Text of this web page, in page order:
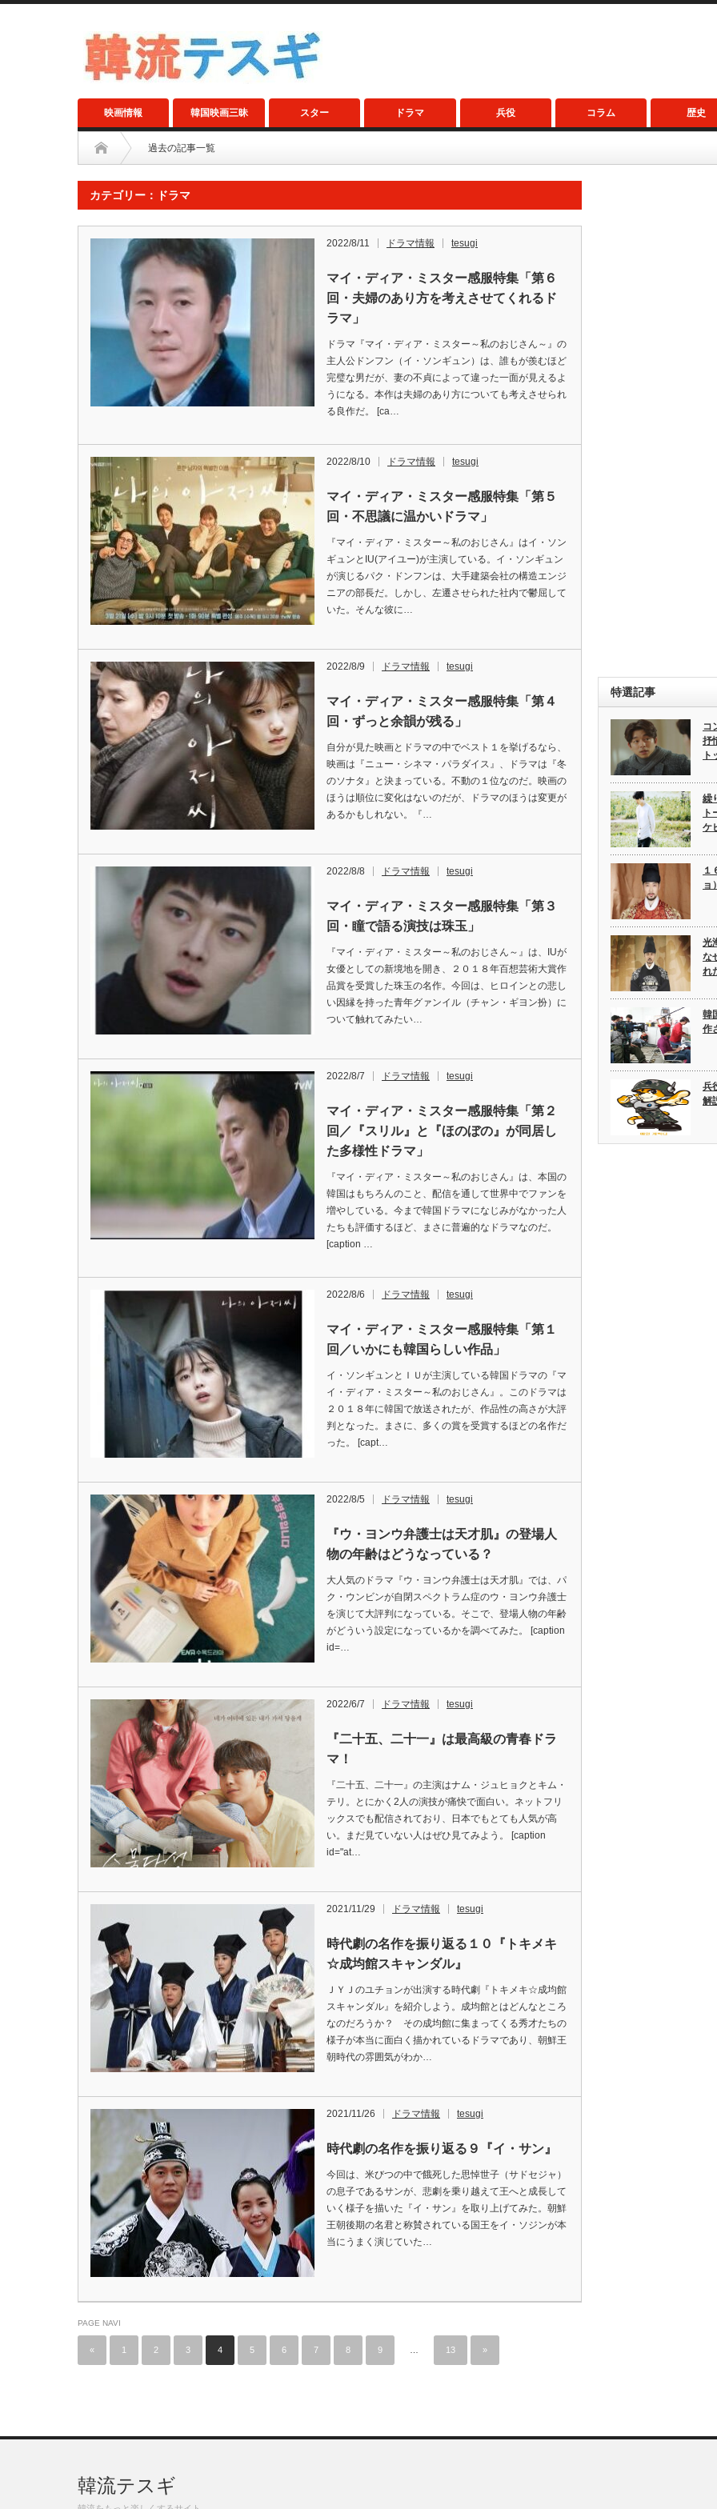
映画情報 韓国映画三昧 スター ドラマ 兵役 コラム 歴史
過去の記事一覧
カテゴリー：ドラマ
2022/8/11 ドラマ情報 tesugi
マイ・ディア・ミスター感服特集「第６
回・夫婦のあり方を考えさせてくれるド
ラマ」
ドラマ『マイ・ディア・ミスター～私のおじさん～』の
主人公ドンフン（イ・ソンギュン）は、誰もが羨むほど
完璧な男だが、妻の不貞によって違った一面が見えるよ
うになる。本作は夫婦のあり方についても考えさせられ
る良作だ。 [ca…
2022/8/10 ドラマ情報 tesugi
マイ・ディア・ミスター感服特集「第５
回・不思議に温かいドラマ」
『マイ・ディア・ミスター～私のおじさん』はイ・ソン
ギュンとIU(アイユー)が主演している。イ・ソンギュン
が演じるパク・ドンフンは、大手建築会社の構造エンジ
ニアの部長だ。しかし、左遷させられた社内で鬱屈して
いた。そんな彼に…
2022/8/9 ドラマ情報 tesugi
マイ・ディア・ミスター感服特集「第４
回・ずっと余韻が残る」
自分が見た映画とドラマの中でベスト１を挙げるなら、
映画は『ニュー・シネマ・パラダイス』、ドラマは『冬
のソナタ』と決まっている。不動の１位なのだ。映画の
ほうは順位に変化はないのだが、ドラマのほうは変更が
あるかもしれない。『…
2022/8/8 ドラマ情報 tesugi
マイ・ディア・ミスター感服特集「第３
回・瞳で語る演技は珠玉」
『マイ・ディア・ミスター～私のおじさん～』は、IUが
女優としての新境地を開き、２０１８年百想芸術大賞作
品賞を受賞した珠玉の名作。今回は、ヒロインとの悲し
い因縁を持った青年グァンイル（チャン・ギヨン扮）に
ついて触れてみたい…
2022/8/7 ドラマ情報 tesugi
マイ・ディア・ミスター感服特集「第２
回／『スリル』と『ほのぼの』が同居し
た多様性ドラマ」
『マイ・ディア・ミスター～私のおじさん』は、本国の
韓国はもちろんのこと、配信を通して世界中でファンを
増やしている。今まで韓国ドラマになじみがなかった人
たちも評価するほど、まさに普遍的なドラマなのだ。
[caption …
2022/8/6 ドラマ情報 tesugi
マイ・ディア・ミスター感服特集「第１
回／いかにも韓国らしい作品」
イ・ソンギュンとＩＵが主演している韓国ドラマの『マ
イ・ディア・ミスター～私のおじさん』。このドラマは
２０１８年に韓国で放送されたが、作品性の高さが大評
判となった。まさに、多くの賞を受賞するほどの名作だ
った。 [capt…
2022/8/5 ドラマ情報 tesugi
『ウ・ヨンウ弁護士は天才肌』の登場人
物の年齢はどうなっている？
大人気のドラマ『ウ・ヨンウ弁護士は天才肌』では、パ
ク・ウンビンが自閉スペクトラム症のウ・ヨンウ弁護士
を演じて大評判になっている。そこで、登場人物の年齢
がどういう設定になっているかを調べてみた。 [caption
id=…
2022/6/7 ドラマ情報 tesugi
『二十五、二十一』は最高級の青春ドラ
マ！
『二十五、二十一』の主演はナム・ジュヒョクとキム・
テリ。とにかく2人の演技が痛快で面白い。ネットフリ
ックスでも配信されており、日本でもとても人気が高
い。まだ見ていない人はぜひ見てみよう。 [caption
id="at…
2021/11/29 ドラマ情報 tesugi
時代劇の名作を振り返る１０『トキメキ
☆成均館スキャンダル』
ＪＹＪのユチョンが出演する時代劇『トキメキ☆成均館
スキャンダル』を紹介しよう。成均館とはどんなところ
なのだろうか？ その成均館に集まってくる秀才たちの
様子が本当に面白く描かれているドラマであり、朝鮮王
朝時代の雰囲気がわか…
2021/11/26 ドラマ情報 tesugi
時代劇の名作を振り返る９『イ・サン』
今回は、米びつの中で餓死した思悼世子（サドセジャ）
の息子であるサンが、悲劇を乗り越えて王へと成長して
いく様子を描いた『イ・サン』を取り上げてみた。朝鮮
王朝後期の名君と称賛されている国王をイ・ソジンが本
当にうまく演じていた…
PAGE NAVI
« 1 2 3 4 5 6 7 8 9 13 »
特選記事
コ
抒
繰
ケ
１
ョ
光
な
れ
韓
作
兵
解
韓流テスギ